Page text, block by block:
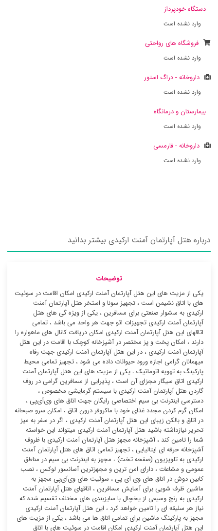
دستگاه خودپرداز
وارد نشده است
فروشگاه های رواحتی
وارد نشده است
داروخانه - دراگ استور
وارد نشده است
بیمارستان و درمانگاه
وارد نشده است
داروخانه - فارمسی
وارد نشده است
درباره هتل آپارتمان آمنت ارکیدی بیشتر بدانید
توضیحات
یکی از مزیت های این هتل آپارتمان آمنت ارکیدی امکان اقامت در سوئیت
‌های با اتاق نشیمن است ، تجهیز سونا و استخر هتل آپارتمان آمنت
ارکیدی به سشوار صنعتی برای مسافرین ، یکی از ویژه گی های هتل
آپارتمان آمنت ارکیدی تجهیزات اتو جهت هر واحد می باشد ، تمامی
اتاقهای این هتل آپارتمان آمنت ارکیدی امکان دریافت کانال های ماهواره را
دارند ، امکان پخت و پز مختصر در آشپزخانه کوچک با اقامت در این هتل
آپارتمان آمنت ارکیدی ، در این هتل آپارتمان آمنت ارکیدی جهت رفاه
میهمانان گرامی اجازه ورود حیوانات داده می شود ، تجهیز تمامی محیط
پارکینگ به تهویه اتوماتیک ، یکی از مزیت های این هتل آپارتمان آمنت
ارکیدی اتاق سیگار مجزای آن است ، پذیرایی از مسافرین گرامی در روف
گاردن هتل آپارتمان آمنت ارکیدی با سیستم گرمایشی مخصوص ،
دسترسی اینترنت بی سیم اختصاصی رایگان جهت اتاق های وی‌آی‌پی ،
امکان گرم کردن مجدد غذای خود با ماکروفر درون اتاق ، امکان سرو صبحانه
در اتاق و بالکن زیبای این هتل آپارتمان آمنت ارکیدی ، اگر در سفر به میز
تحریر نیازداشته باشید هتل آپارتمان آمنت ارکیدی میتواند این خواسته
شما را تامین کند ، آشپزخانه مجهز هتل آپارتمان آمنت ارکیدی با ظروف
آشپزخانه حرفه ای ایتالیایی ، تجهیز تمامی اتاق های هتل آپارتمان آمنت
ارکیدی به تلویزیون (صفحه تخت) ، مجهز به اینترنت بی سیم در مناطق
عمومی و مشاعات ، دارای امن ترین و مجهزترین آسانسور لوکس ، نصب
کابین دوش در اتاق های وی آی پی ، سوئیت ‌های وی‌آی‌پی مجهز به
ماشین ظرف شویی برای آسایش مسافرین ، اتاقهای هتل آپارتمان آمنت
ارکیدی به رنج وسیعی از یخچال با سایزبندی های مختلف تقسیم شده که
نیاز هر سلیقه ای را تامین خواهد کرد ، این هتل آپارتمان آمنت ارکیدی
مجهز به پارکینگ ماشین برای تمامی اتاق ها می باشد ، یکی از مزیت های
این هتل آپارتمان آمنت ارکیدی امکان اقامت در سوئیت ‌های با اتاق